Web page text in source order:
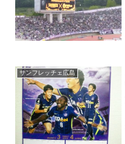
サンフレッチェ広島